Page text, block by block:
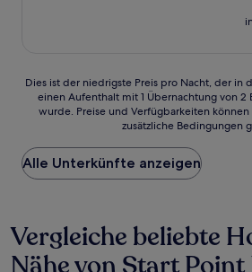
Dies
der
Preis
pro
Nacht,
den
letzten
24 Stunden
Dies ist der niedrigste Preis pro Nacht, der in
einen Aufenthalt mit 1 Übernachtung von 2
wurde. Preise und Verfügbarkeiten können
zusätzliche Bedingungen
Alle Unterkünfte anzeigen
Vergleiche beliebte